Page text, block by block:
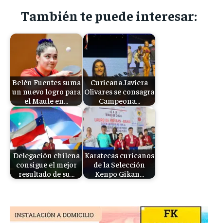
También te puede interesar:
Belén Fuentes suma
un nuevo logro para
el Maule en…
Curicana Javiera
Olivares se consagra
Campeona…
Delegación chilena
consigue el mejor
resultado de su…
Karatecas curicanos
de la Selección
Kenpo Gikan…